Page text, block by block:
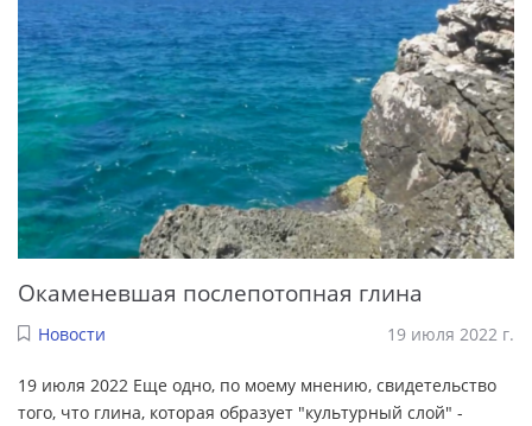
Окаменевшая послепотопная глина
Новости 19 июля 2022 г.
19 июля 2022 Еще одно, по моему мнению, свидетельство
того, что глина, которая образует "культурный слой" -